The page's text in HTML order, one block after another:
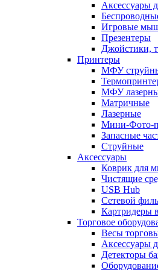
Аксессуары
Игровые
Презентеры
Джойстики,
Принтеры
МФУ
МФУ
Матричные
Лазерные
Мини-Фото-
Запасные
Струйные
Аксессуары
Коврик для
Чистящие
USB Hub
Сетевой
Картридеры
Торговое
Весы
Аксессуары
Детекторы